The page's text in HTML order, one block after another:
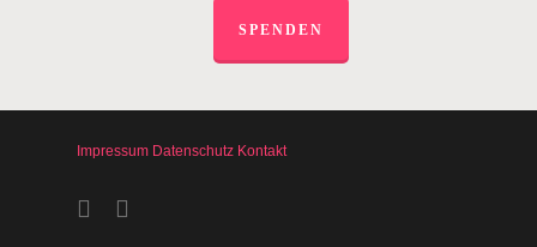
SPENDEN
Impressum Datenschutz Kontakt
facebookinstagram